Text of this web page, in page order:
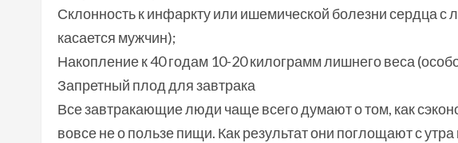
Склонность к инфаркту или ишемической болезни сердца с
касается мужчин);
Накопление к 40 годам 10-20 килограмм лишнего веса
Запретный плод для завтрака
Все завтракающие люди чаще всего думают о том, как
вовсе не о пользе пищи. Как результат они поглощают с